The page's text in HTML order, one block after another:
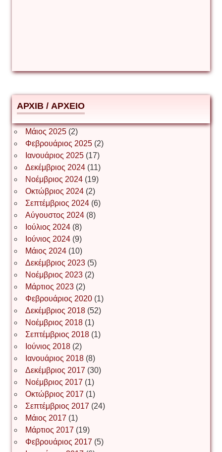
Δημήτριος Ζακοντινός
ΕΥΑΓΓΕΛΟΣ ΜΩΚΟΣ
Ιωάννης Σ. Παπαφλωράτος
ΝΙΚΟΣ ΓΑΤΟΣ
Νίκος Λυγερός
Іван Буртик
Іван Наконечний
Інга Короткевич
Ірина Ключковська
Ірина Наконечна
АРХІВ / ΑΡΧΕΙΟ
Μάιος 2025(2)
Φεβρουάριος 2025(2)
Ιανουάριος 2025(17)
Δεκέμβριος 2024(11)
Νοέμβριος 2024(19)
Οκτώβριος 2024(2)
Σεπτέμβριος 2024(6)
Αύγουστος 2024(8)
Ιούλιος 2024(8)
Ιούνιος 2024(9)
Μάιος 2024(10)
Δεκέμβριος 2023(5)
Νοέμβριος 2023(2)
Μάρτιος 2023(2)
Φεβρουάριος 2020(1)
Δεκέμβριος 2018(52)
Νοέμβριος 2018(1)
Σεπτέμβριος 2018(1)
Ιούνιος 2018(2)
Ιανουάριος 2018(8)
Δεκέμβριος 2017 (30)
Νοέμβριος 2017 (1)
Οκτώβριος 2017 (1)
Σεπτέμβριος 2017 (24)
Μάιος 2017 (1)
Μάρτιος 2017 (19)
Φεβρουάριος 2017 (5)